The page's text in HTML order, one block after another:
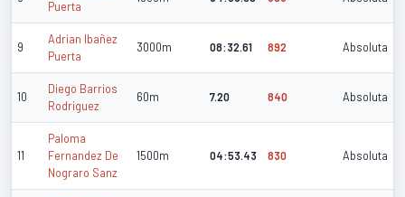
Puerta
9
Adrian Ibañez
Puerta
3000m 08:32.61 892 Absoluta
10
Diego Barrios
Rodriguez
60m 7.20 840 Absoluta
11
Paloma
Fernandez De
Nograro Sanz
1500m 04:53.43 830 Absoluta